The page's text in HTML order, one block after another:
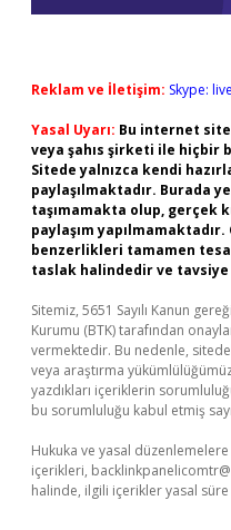
Reklam ve İletişim: Skype:
Yasal Uyarı: Bu internet
veya şahıs şirketi ile hiçbir
Sitede yalnızca kendi
paylaşılmaktadır. Burada
taşımamakta olup, gerçek
paylaşım
benzerlikleri tamamen
taslak halindedir ve
Sitemiz, 5651 Sayılı Kanun
Kurumu (BTK) tarafından
vermektedir. Bu nedenle,
veya araştırma
yazdıkları içeriklerin
bu sorumluluğu kabul etmiş
Hukuka ve yasal
içerikleri,
halinde, ilgili içerikler yasal